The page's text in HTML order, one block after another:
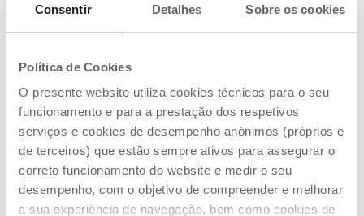
Consentir Detalhes Sobre os cookies
Política de Cookies
O presente website utiliza cookies técnicos para o seu
funcionamento e para a prestação dos respetivos
serviços e cookies de desempenho anónimos (próprios e
de terceiros) que estão sempre ativos para assegurar o
correto funcionamento do website e medir o seu
desempenho, com o objetivo de compreender e melhorar
a sua experiência de navegação, bem como cookies de
Cadeira auto First Seat
Recline i-Size (40-87 cm)
€ 250,00
ADICIONAR
€ 250,00
ADICIONAR
PREÇO CONJUNTO